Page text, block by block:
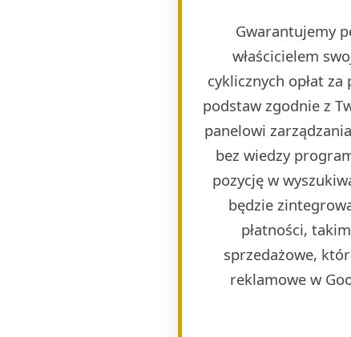
Gwarantujemy
właścicielem
cyklicznych opłat
podstaw zgodnie z
panelowi
bez wiedzy
pozycję w
będzie
płatności,
sprzedażowe,
reklamowe w